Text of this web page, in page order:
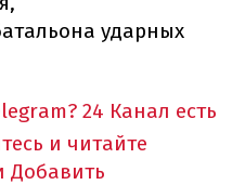
ударных
24 Канал есть
и читайте
Добавить